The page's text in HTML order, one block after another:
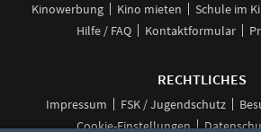
Kinowerbung
Kino mieten Schule im
Hilfe / FAQ
Kontaktformular
RECHTLICHES
Impressum FSK / Jugendschutz
Cookie-Einstellungen